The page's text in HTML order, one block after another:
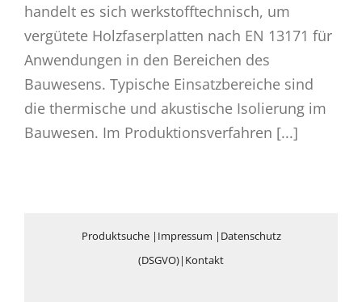
handelt es sich werkstofftechnisch, um
vergütete Holzfaserplatten nach EN 13171 für
Anwendungen in den Bereichen des
Bauwesens. Typische Einsatzbereiche sind
die thermische und akustische Isolierung im
Bauwesen. Im Produktionsverfahren [...]
Produktsuche| Impressum | Datenschutz
(DSGVO)| Kontakt